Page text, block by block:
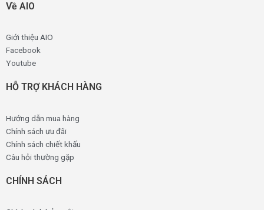
Về AIO
Giới thiệu AIO
Facebook
Youtube
HỖ TRỢ KHÁCH HÀNG
Hướng dẫn mua hàng
Chính sách ưu đãi
Chính sách chiết khấu
Câu hỏi thường gặp
CHÍNH SÁCH